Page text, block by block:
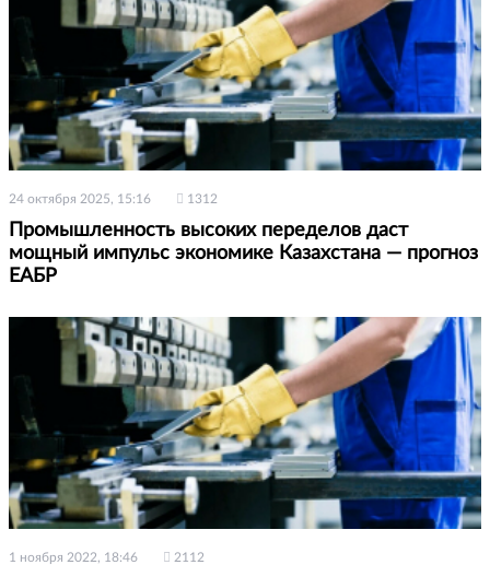
24 октября 2025, 15:16 1312
Промышленность высоких переделов даст
мощный импульс экономике Казахстана — прогноз
ЕАБР
1 ноября 2022, 18:46 2112